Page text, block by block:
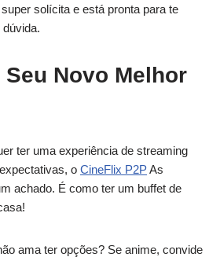
super solícita e está pronta para te
Novo Melhor
ter uma experiência de streaming
o CineFlix P2PAs
achado. É como ter um buffet de
ama ter opções? Se anime, convide